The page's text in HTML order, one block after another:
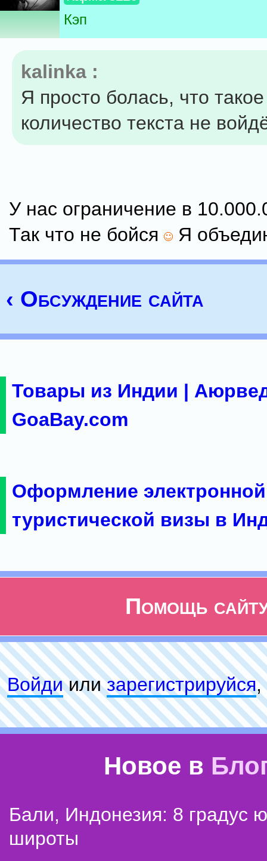
Кэп
kalinka :
Я просто болась, что
количество текста не
У нас ограничение в
Так что не бойся
Я
‹ Обсуждение сайта
Товары из Индии |
GoaBay.com
Оформление электронной
туристической визы в
Помощь
Войдиилизарeгиcтpируйся,
Новое в
Бали, Индонезия: 8 градус
широты